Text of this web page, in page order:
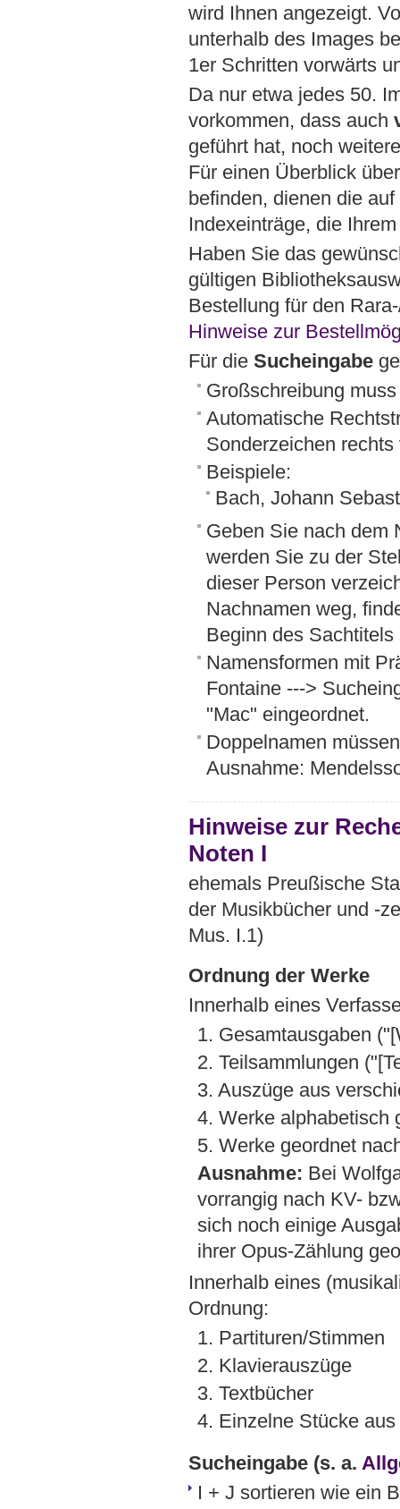
wird Ihnen angezeigt.
unterhalb des Images
1er Schritten vorwärts
Da nur etwa jedes 50.
vorkommen, dass auch
geführt hat, noch
Für einen Überblick
befinden, dienen die
Indexeinträge, die
Haben Sie das
gültigen
Bestellung für den
Hinweise zur
Für die Sucheingabe
Großschreibung
Automatische
Sonderzeichen rechts
Beispiele:
Bach, Johann
Geben Sie nach dem
werden Sie zu der
dieser Person
Nachnamen weg,
Beginn des Sachtitels
Namensformen mit
Fontaine --->
"Mac" eingeordnet.
Doppelnamen
Ausnahme:
Hinweise zur
Noten I
ehemals Preußische
der Musikbücher und -
Mus. I.1)
Ordnung der Werke
Innerhalb eines
1. Gesamtausgaben
2. Teilsammlungen
3. Auszüge aus
4. Werke alphabetisch
5. Werke geordnet
Ausnahme: Bei
vorrangig nach KV-
sich noch einige
ihrer Opus-Zählung
Innerhalb eines
Ordnung:
1. Partituren/Stimmen
2. Klavierauszüge
3. Textbücher
4. Einzelne Stücke
Sucheingabe(s. a.
I + J sortieren wie ein